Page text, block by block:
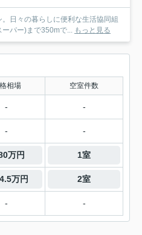
。日々の暮らしに便利な生活協同組
パー)まで350mで... もっと見る
相場 空室件数
- -
- -
万円 1室
万円 2室
- -